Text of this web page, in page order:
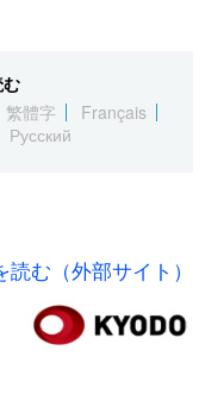
العربية お知らせ
繁體字
Français
Русский
む（外部サイト）